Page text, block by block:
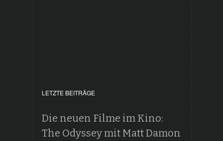
LETZTE BEITRÄGE
Die neuen Filme im Kino:
The Odyssey mit Matt Damon